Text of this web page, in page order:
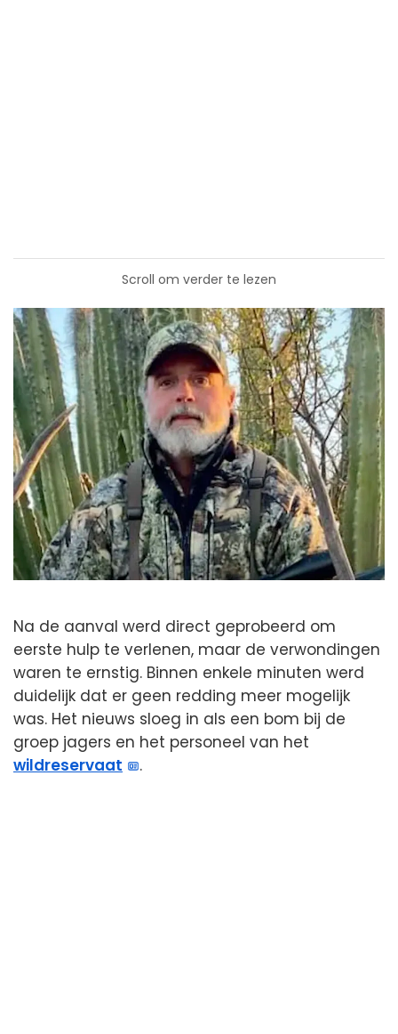
Scroll om verder te lezen
Na de aanval werd direct geprobeerd om
eerste hulp te verlenen, maar de verwondingen
waren te ernstig. Binnen enkele minuten werd
duidelijk dat er geen redding meer mogelijk
was. Het nieuws sloeg in als een bom bij de
groep jagers en het personeel van het
wildreservaat
.